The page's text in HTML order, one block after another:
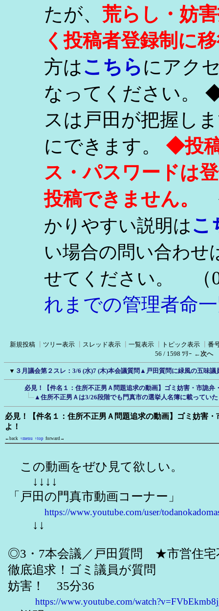
たが、 荒らし・妨
く投稿者登録制に
方はこちらにアク
なってください。
スは戸田が把握し
にできます。 ◆投
ス・パスワードは
投稿できません。
かりやすい説明はこ
い場合の問い合わせ
せてください。
（
れまでの管理者命
新規投稿 ツリー表示 スレッド表示 一覧表示 トピック表示
番
56 / 1598 ﾂﾘｰ ←次へ
▼ ３月議会第２スレ：3/6 (水)7 (木)本会議質問▲戸田質問に緑風の五味議
必見！【件名１：住所不正男Ａ問題追求の動画】ゴミ妨害・市詭弁
▲住所不正男Ａは3/26段階でも門真市の選挙人名簿に載ってい
必見！【件名１：住所不正男Ａ問題追求の動画】ゴミ妨害
よ！
←back ↑menu ↑top forward→
この動画をぜひ見て欲しい。
↓↓↓↓
「戸田の門真市動画コーナー」
https://www.youtube.com/user/
↓↓
◎3・7本会議／戸田質問 ★市営住宅
徹底追求！ゴミ議員が質問
妨害！ 35分36
https://www.youtube.com/